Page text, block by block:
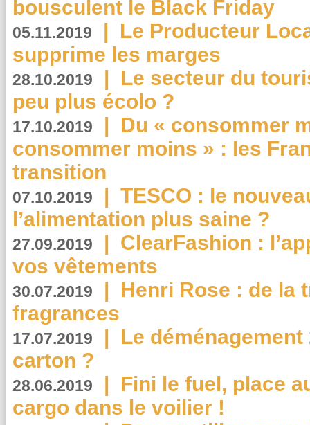
bousculent le Black Friday
05.11.2019 | Le Producteur
supprime les marges
28.10.2019 | Le secteur du
peu plus écolo ?
17.10.2019 | Du « consommer
consommer moins » : les
transition
07.10.2019 | TESCO : le
l’alimentation plus saine ?
27.09.2019 | ClearFashion :
vos vêtements
30.07.2019 | Henri Rose : de la
fragrances
17.07.2019 | Le
carton ?
28.06.2019 | Fini le fuel, place
cargo dans le voilier !